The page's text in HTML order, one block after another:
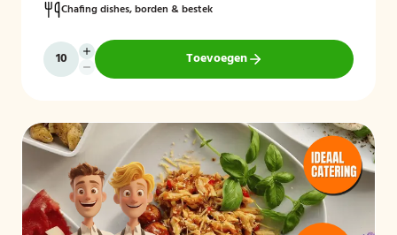
Chafing dishes, borden & bestek
Toevoegen